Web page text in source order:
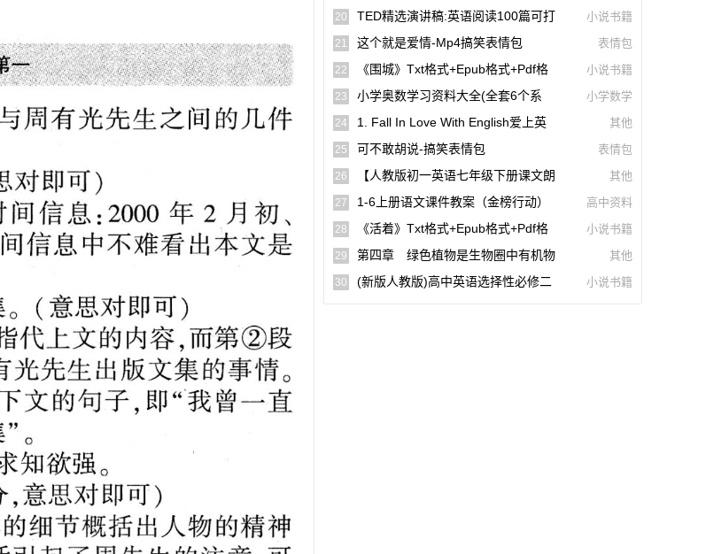
读听力mp3】Starter Unit 1 Good Morni
Ng!
20
TED精选演讲稿:英语阅读100篇可打
印高清PDF电子版配套双语视频【A0049
4】
小说书籍
21 这个就是爱情-Mp4搞笑表情包 表情包
22
《围城》txt格式+epub格式+pdf格
式下载【A00615】
小说书籍
23
小学奥数学习资料大全(全套6个系
列)【A00231】
小学数学
24
1. Fall In Love With English爱上英
语(40篇英语短文搞定高中高考3500个单
词)
其他
25 可不敢胡说-搞笑表情包 表情包
26
【人教版初一英语七年级下册课文朗
读听力mp3】Unit 2
其他
27
1-6上册语文课件教案（金榜行动）
(docx,pdf,电子版)【A02960-005】
高中资料
28
《活着》txt格式+epub格式+pdf格
式下载（一生必读的60部名著）【A0055
9】
小说书籍
29
第四章 绿色植物是生物圈中有机物
的制造者(思维导图|教材知识全解|经典例
其他
30
(新版人教版)高中英语选择性必修二
小说书籍